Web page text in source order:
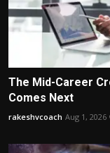
The Mid-Career
Comes Next
rakeshvcoach Aug 1, 2026